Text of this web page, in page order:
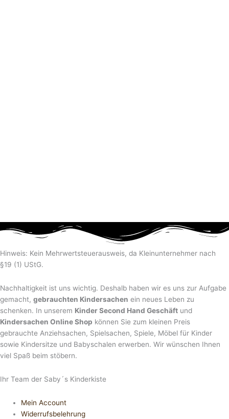
Hinweis: Kein Mehrwertsteuerausweis, da Kleinunternehmer nach
§19 (1) UStG.
Nachhaltigkeit ist uns wichtig. Deshalb haben wir es uns zur Aufgabe
gemacht, gebrauchten Kindersachen ein neues Leben zu
schenken. In unserem Kinder Second Hand Geschäft und
Kindersachen Online Shop können Sie zum kleinen Preis
gebrauchte Anziehsachen, Spiel­sachen, Spiele, Möbel für Kinder
sowie Kindersitze und Babyschalen erwerben. Wir wünschen Ihnen
viel Spaß beim stöbern.
Ihr Team der Saby´s Kinderkiste
Mein Account
Widerrufsbelehrung